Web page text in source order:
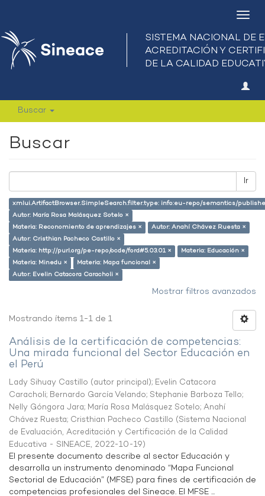
Buscar
Buscar
Ir
xmlui.ArtifactBrowser.SimpleSearch.filter.type: info:eu-repo/semantics/
Autor: María Rosa Malásquez Sotelo ×
Materia: Reconomiento de aprendizajes ×
Autor: Anahí Chávez Ruesta ×
Autor: Cristhian Pacheco Castillo ×
Materia: http://purl.org/pe-repo/ocde/ford#5.03.01 ×
Materia: Educación ×
Materia: Minedu ×
Materia: Mapa funcional ×
Autor: Evelin Catacora Caracholi ×
Mostrar filtros avanzados
Mostrando ítems 1-1 de 1
Análisis de la certificación de competencias:
Una mirada funcional del Sector Educación en
el Perú
Lady Sihuay Castillo (autor principal); Evelin Catacora
Caracholi; Bernardo García Velando; Stephanie Barboza Tello;
Nelly Góngora Jara; María Rosa Malásquez Sotelo; Anahí
Chávez Ruesta; Cristhian Pacheco Castillo (Sistema Nacional
de Evaluación, Acreditación y Certificación de la Calidad
Educativa - SINEACE, 2022-10-19)
El presente documento describe al sector Educación y
desarrolla un instrumento denominado “Mapa Funcional
Sectorial de Educación” (MFSE) para fines de certificación de
competencias profesionales del Sineace. El MFSE ...